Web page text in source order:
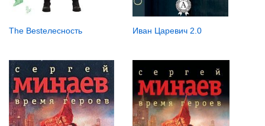
The Bestелесность Иван Царевич 2.0